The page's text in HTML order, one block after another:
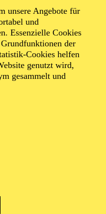
unsere Angebote für
und
Essenzielle Cookies
der
Cookies helfen
genutzt wird,
gesammelt und
Savina Kationi als
Essen engagiert. Zuvor
junger Künstler
am Luzerner
des Studiums der